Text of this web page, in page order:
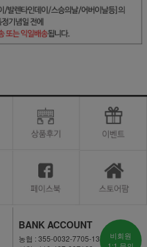
BANK ACCOUNT
농협 : 355-0032-7705-13
비회원